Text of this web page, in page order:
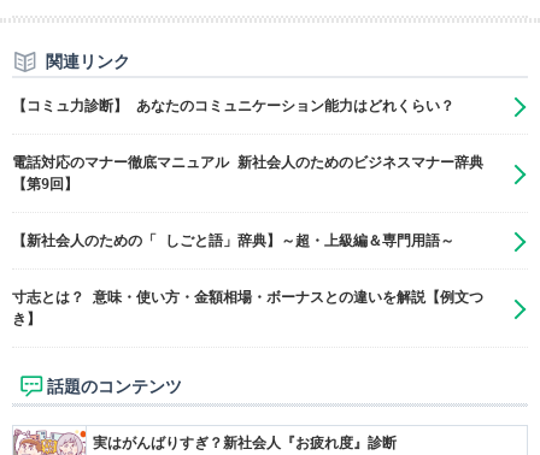
関連リンク
【コミュ力診断】 あなたのコミュニケーション能力はどれくらい？
電話対応のマナー徹底マニュアル 新社会人のためのビジネスマナー辞典
【第9回】
【新社会人のための「 しごと語」辞典】～超・上級編＆専門用語～
寸志とは？ 意味・使い方・金額相場・ボーナスとの違いを解説【例文つ
き】
話題のコンテンツ
実はがんばりすぎ？新社会人『お疲れ度』診断